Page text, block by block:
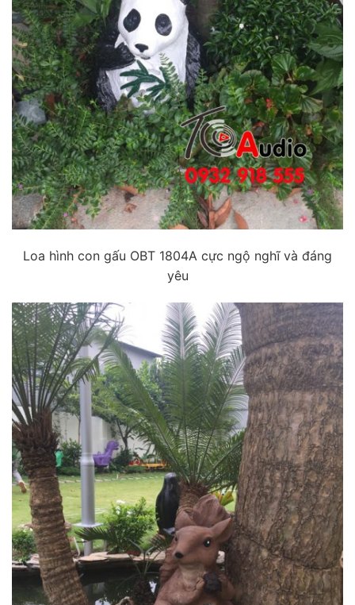
Loa hình con gấu OBT 1804A cực ngộ nghĩ và đáng
yêu